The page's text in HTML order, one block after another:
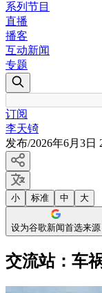
系列节目
直播
播客
互动新闻
专题
订阅
李天锜
发布/2026年6月3日
小 标准 中 大
设为谷歌新闻首选来源
交流站：车